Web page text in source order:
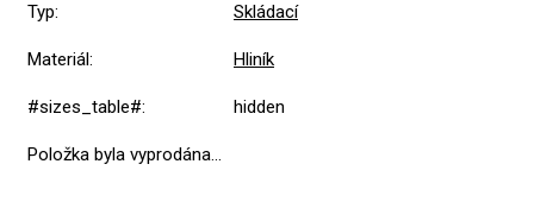
Typ: Skládací
Materiál: Hliník
#sizes_table#: hidden
Položka byla vyprodána…